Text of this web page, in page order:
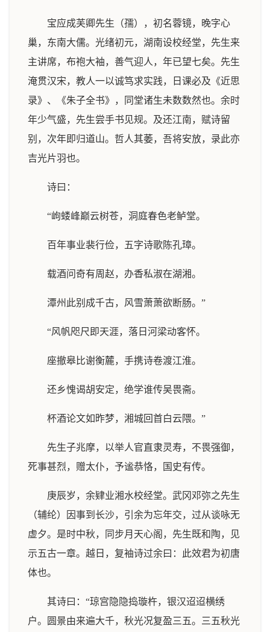
宝应成芙卿先生（孺），初名蓉镜，晚字心
巢，东南大儒。光绪初元，湖南设校经堂，先生来
主讲席，布袍大袖，善气迎人，年已望七矣。先生
淹贯汉宋，教人一以诚笃求实践，日课必及《近思
录》、《朱子全书》，同堂诸生未数数然也。余时
年少气盛，先生尝手书见规。及还江南，赋诗留
别，次年即归道山。哲人其萎，吾将安放，录此亦
吉光片羽也。
诗曰：
“岣蝼峰巅云树苍，洞庭春色老鲈堂。
百年事业裴行俭，五字诗歌陈孔璋。
载酒问奇有周赵，办香私淑在湖湘。
潭州此别成千古，风雪萧萧欲断肠。”
“风帆咫尺即天涯，落日河梁动客怀。
座撤皋比谢衡麓，手携诗卷渡江淮。
还乡愧谒胡安定，绝学谁传吴畏斋。
杯酒论文如昨梦，湘城回首白云隈。”
先生子兆摩，以举人官直隶灵寿，不畏强御，
死事甚烈，赠太仆，予谧恭恪，国史有传。
庚辰岁，余肄业湘水校经堂。武冈邓弥之先生
（辅纶）因事到长沙，引余为忘年交，过从谈咏无
虚夕。是时中秋，同步月天心阁，先生既和陶，见
示五古一章。越日，复袖诗过余曰：此效君为初唐
体也。
其诗曰：“琼宫隐隐捣璇杵，银汉迢迢横绣
户。圆景由来遍大千，秋光况复盈三五。三五秋光